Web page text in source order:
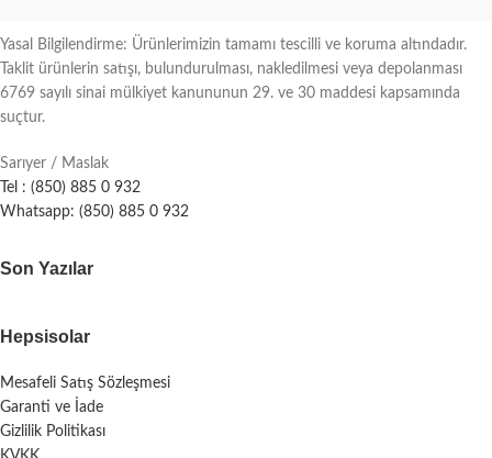
Yasal Bilgilendirme: Ürünlerimizin tamamı tescilli ve koruma altındadır.
Taklit ürünlerin satışı, bulundurulması, nakledilmesi veya depolanması
6769 sayılı sinai mülkiyet kanununun 29. ve 30 maddesi kapsamında
suçtur.
Sarıyer / Maslak
Tel : (850) 885 0 932
Whatsapp: (850) 885 0 932
Son Yazılar
Hepsisolar
Mesafeli Satış Sözleşmesi
Garanti ve İade
Gizlilik Politikası